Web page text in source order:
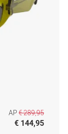
AP € 289,95
€ 144,95